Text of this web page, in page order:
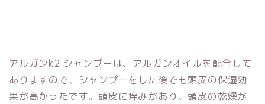
アルガンk2 シャンプーは、アルガンオイルを配合して
ありますので、シャンプーをした後でも頭皮の保湿効
果が高かったです。頭皮に痒みがあり、頭皮の乾燥が